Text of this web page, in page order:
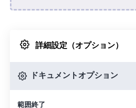
Googleドライ
詳細設定（オプション）
ドキュメントオプション
範囲終了